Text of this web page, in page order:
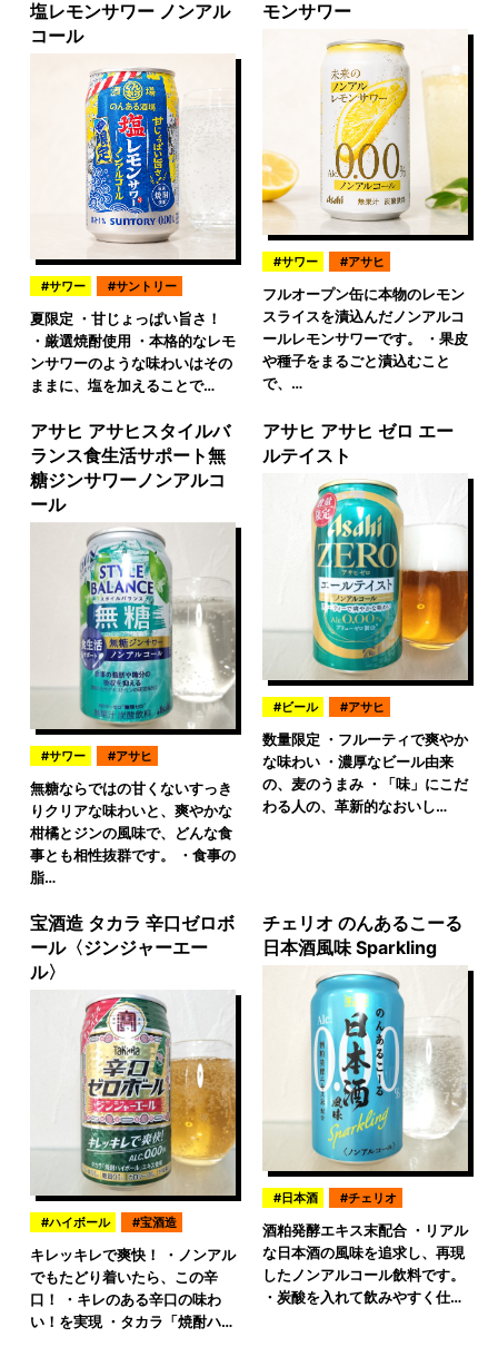
塩レモンサワー ノンアル
コール
サワー サントリー
夏限定 ・甘じょっぱい旨さ！
・厳選焼酎使用 ・本格的なレモ
ンサワーのような味わいはその
ままに、塩を加えることで…
モンサワー
サワー アサヒ
フルオープン缶に本物のレモン
スライスを漬込んだノンアルコ
ールレモンサワーです。 ・果皮
や種子をまるごと漬込むこと
で、…
アサヒ アサヒスタイルバ
ランス食生活サポート無
糖ジンサワーノンアルコ
ール
サワー アサヒ
無糖ならではの甘くないすっき
りクリアな味わいと、爽やかな
柑橘とジンの風味で、どんな食
事とも相性抜群です。 ・食事の
脂…
アサヒ アサヒ ゼロ エー
ルテイスト
ビール アサヒ
数量限定 ・フルーティで爽やか
な味わい ・濃厚なビール由来
の、麦のうまみ ・「味」にこだ
わる人の、革新的なおいし…
宝酒造 タカラ 辛口ゼロボ
ール〈ジンジャーエー
ル〉
ハイボール 宝酒造
キレッキレで爽快！ ・ノンアル
でもたどり着いたら、この辛
口！ ・キレのある辛口の味わ
い！を実現 ・タカラ「焼酎ハ…
チェリオ のんあるこーる
日本酒風味 Sparkling
日本酒 チェリオ
酒粕発酵エキス末配合 ・リアル
な日本酒の風味を追求し、再現
したノンアルコール飲料です。
・炭酸を入れて飲みやすく仕…